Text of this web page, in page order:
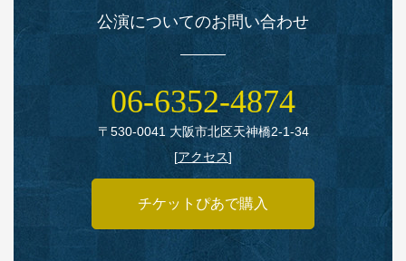
公演についてのお問い合わせ
06‑6352‑4874
〒530‑0041 大阪市北区天神橋2‑1‑34
[アクセス]
チケットぴあで購入